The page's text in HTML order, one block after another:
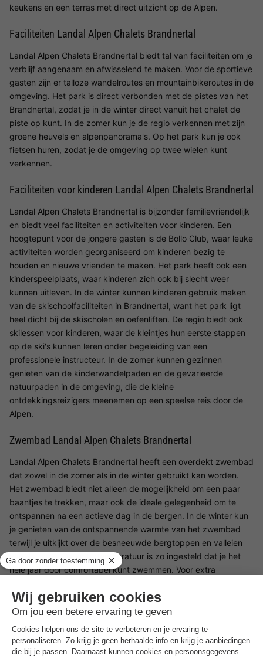
keukens en een terras met direct uitzicht op de Alpen.
Faciliteiten Landal Alpen Chalets Brandnertal
Landal Alpen Chalets Brandnertal biedt tal van faciliteiten om je
verblijf aangenaam en afwisselend te maken. Voor de sportieve
gasten zijn er talloze wandelroutes en mountainbikeroutes in de
omgeving. Het park is direct verbonden met de pistes van het
Brandnertal, zodat je in de winter direct vanuit het chalet de
piste op kunt. In de zomer kun je de regio verkennen met zijn
groene heuvels en alpenpanorama's. Op het park kun je ook
fietsen huren, zodat je de omgeving op twee wielen kunt
verkennen.
Faciliteiten voor kinderen Landal Alpen Chalets Brandnertal
Landal Alpen Chalets Brandnertal is bijzonder familievriendelijk
en biedt veel faciliteiten en activiteiten voor kinderen. Een
hoogtepunt voor de jongere gasten is de Bollo Club, waar leuke
activiteiten worden georganiseerd om kinderen bezig te
houden en nieuwe vrienden te maken. Het park heeft ook een
kinderspeelplaats, waar kinderen zich ook bij slecht weer
kunnen uitleven. In de winter kunnen kinderen gebruik maken
van de skischoolfaciliteiten in Brandnertal, want het park ligt
heel dicht bij de skischolen en oefenliften. De regio biedt ook
skilessen voor kinderen, waar de kleintjes hun eerste stappen
op de ski's kunnen leren onder begeleiding van een
professionele instructeur. In de zomer kunnen gezinnen
genieten van de kinderwandelpaden en de gevarieerde
natuurpaden in de omgeving, die de kleine
ontdekkingsreizigers meenemen op een speelse reis door de
Alpen.
Zwembad Landal Alpen Chalets Brandnertal
Landal Alpen Chalets Brandnertal heeft een overdekt zwembad
dat zowel in de zomer als in de winter gebruikt kan worden.
Het zwembad biedt niet alleen de mogelijkheid om een paar
baantjes te trekken, maar ook de ideale gelegenheid om te
ontspannen na een actieve dag in de bergen. In de winter kun
je genieten van de ontspannende warmte van het zwembad
terwijl je uitkijkt over de besneeuwde bergtoppen en valleien
van de regio. De watertemperatuur is zo ingesteld dat je het
hele jaar door comfortabel kunt zwemmen. Voor extra
op het zwemmen. Hier kun je je spieren ontspannen en tot rust
komen na een lange dag op de piste of een wandeling. De
ontspannen, maar ook kunt genieten van het uitzicht op de
bergen, wat de ervaring nog intenser maakt.